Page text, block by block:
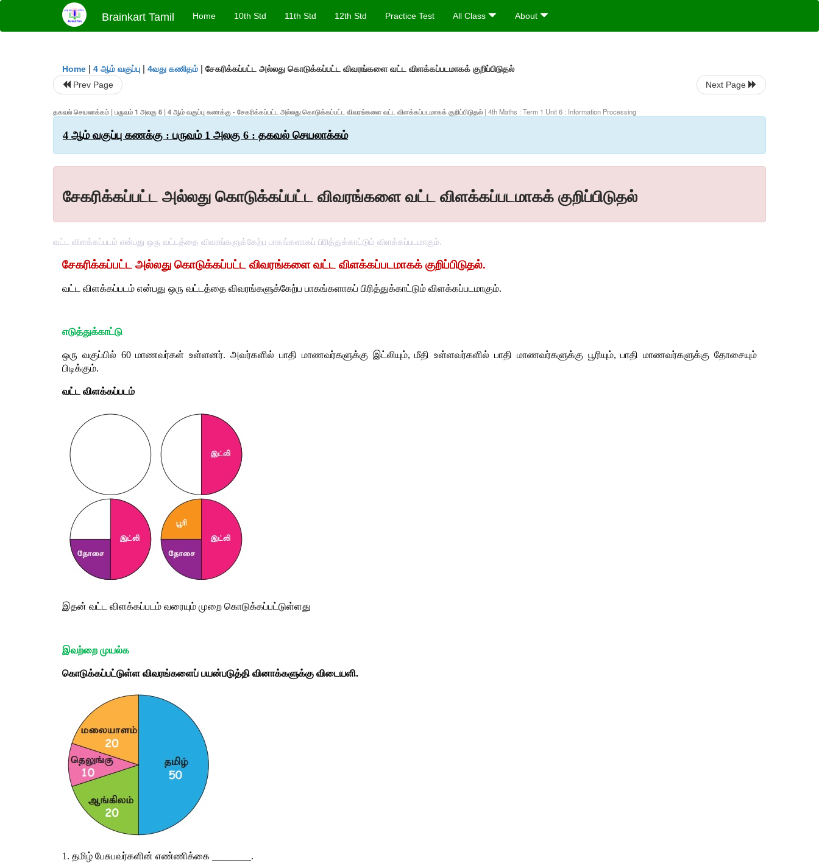
Brainkart Tamil Home 10th Std 11th Std 12th Std Practice Test All Class About
Home | 4 ஆம் வகுப்பு | 4வது கணிதம் | சேகரிக்கப்பட்ட அல்லது கொடுக்கப்பட்ட விவரங்களை வட்ட விளக்கப்படமாகக் குறிப்பிடுதல்
Prev Page Next Page
தகவல் செயலாக்கம் | பருவம் 1 அலகு 6 | 4 ஆம் வகுப்பு கணக்கு - சேகரிக்கப்பட்ட அல்லது கொடுக்கப்பட்ட விவரங்களை வட்ட விளக்கப்படமாகக் குறிப்பிடுதல் | 4th Maths : Term 1 Unit 6 : Information Processing
4 ஆம் வகுப்பு கணக்கு : பருவம் 1 அலகு 6 : தகவல் செயலாக்கம்
சேகரிக்கப்பட்ட அல்லது கொடுக்கப்பட்ட விவரங்களை வட்ட விளக்கப்படமாகக் குறிப்பிடுதல்
வட்ட விளக்கப்படம் என்பது ஒரு வட்டத்தை விவரங்களுக்கேற்ப பாகங்களாகப் பிரித்துக்காட்டும் விளக்கப்படமாகும்.
சேகரிக்கப்பட்ட அல்லது கொடுக்கப்பட்ட விவரங்களை வட்ட விளக்கப்படமாகக் குறிப்பிடுதல்.
வட்ட விளக்கப்படம் என்பது ஒரு வட்டத்தை விவரங்களுக்கேற்ப பாகங்களாகப் பிரித்துக்காட்டும் விளக்கப்படமாகும்.
எடுத்துக்காட்டு
ஒரு வகுப்பில் 60 மாணவர்கள் உள்ளனர். அவர்களில் பாதி மாணவர்களுக்கு இட்லியும், மீதி உள்ளவர்களில் பாதி மாணவர்களுக்கு பூரியும், பாதி மாணவர்களுக்கு தோசையும்
பிடிக்கும்.
வட்ட விளக்கப்படம்
இதன் வட்ட விளக்கப்படம் வரையும் முறை கொடுக்கப்பட்டுள்ளது
இவற்றை முயல்க
கொடுக்கப்பட்டுள்ள விவரங்களைப் பயன்படுத்தி வினாக்களுக்கு விடையளி.
1. தமிழ் பேசுபவர்களின் எண்ணிக்கை ________.